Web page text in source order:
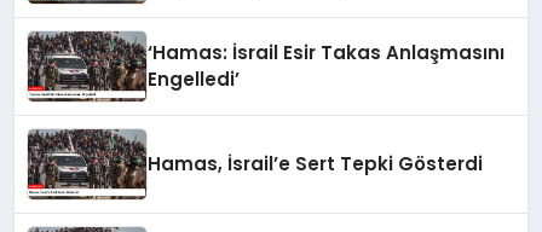
‘Hamas: İsrail Esir Takas Anlaşmasını
Engelledi’
Hamas, İsrail’e Sert Tepki Gösterdi